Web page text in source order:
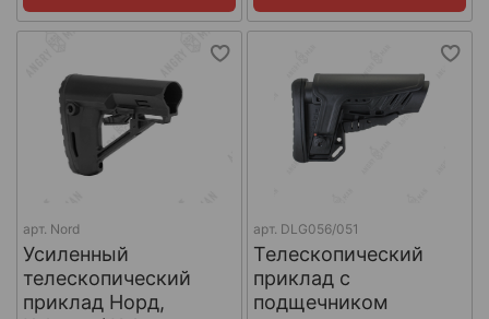
арт. Nord
Усиленный
телескопический
приклад Норд,
арт. DLG056/051
Телескопический
приклад с
подщечником